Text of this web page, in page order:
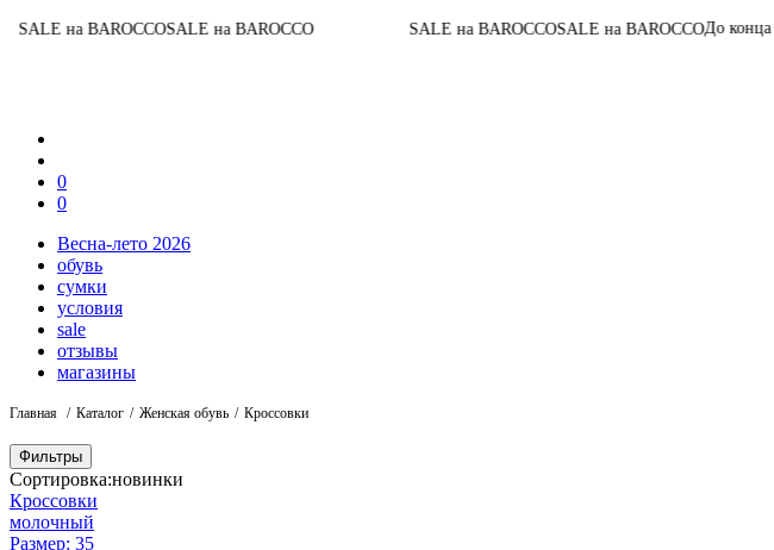
на BAROCCOSALE на BAROCCO SALE на BAROCCOSALE на BAROCCOДо конца
0
0
Весна-лето 2026
обувь
сумки
условия
sale
отзывы
магазины
Главная Каталог Женская обувь Кроссовки
Фильтры
Сортировка:новинки
Кроссовки
молочный
Размер: 35